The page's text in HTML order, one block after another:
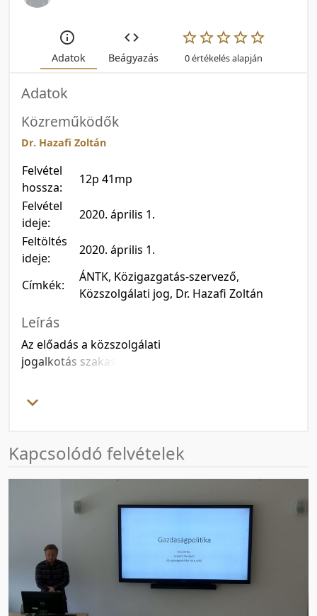
Adatok Beágyazás 0 értékelés alapján
Adatok
Közreműködők
Dr. Hazafi Zoltán
Felvétel
hossza:
12p 41mp
Felvétel
ideje:
2020. április 1.
Feltöltés
ideje:
2020. április 1.
Címkék:
ÁNTK, Közigazgatás-szervező,
Közszolgálati jog, Dr. Hazafi Zoltán
Leírás
Az előadás a közszolgálati
jogalkotás szakaszait mutatja be,
kormányzati igazgatásról szóló
szabályozási elveivel.
Kapcsolódó felvételek